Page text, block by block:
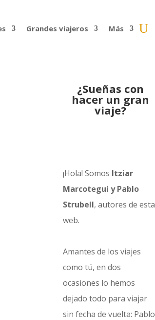
Grandes viajeros Más
¿Sueñas con
hacer un gran
viaje?
¡Hola! Somos Itziar
Marcotegui y Pablo
Strubell, autores de esta
web.
Amantes de los viajes
como tú, en dos
ocasiones lo hemos
dejado todo para viajar
sin fecha de vuelta: Pablo